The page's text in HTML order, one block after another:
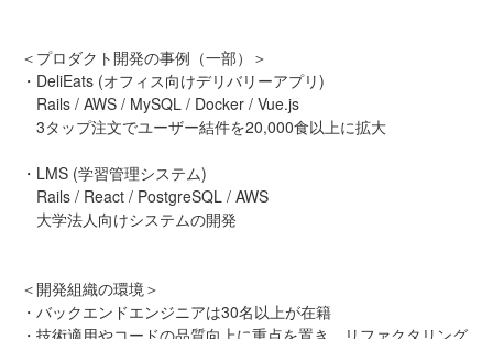
＜プロダクト開発の事例（一部）＞
・DeliEats (オフィス向けデリバリーアプリ)
Rails / AWS / MySQL / Docker / Vue.js
3タップ注文でユーザー結件を20,000食以上に拡大
・LMS (学習管理システム)
Rails / React / PostgreSQL / AWS
大学法人向けシステムの開発
＜開発組織の環境＞
・バックエンドエンジニアは30名以上が在籍
・技術適用やコードの品質向上に重点を置き、リファクタリング